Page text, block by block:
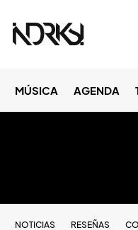
MÚSICA AGENDA
NOTICIAS RESEÑAS